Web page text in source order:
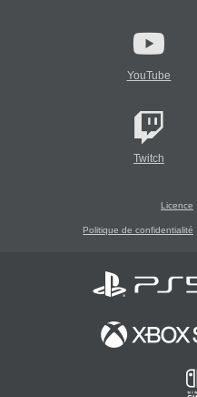
YouTube
Twitch
Licence
Politique de confidentialité